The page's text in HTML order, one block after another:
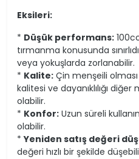
Eksileri:
* Düşük performans:
tırmanma konusunda
veya yokuşlarda zorlanabilir.
* Kalite: Çin menşeili
kalitesi ve dayanıklılığı
olabilir.
* Konfor: Uzun süreli
olabilir.
*Yeniden satış değeri
değeri hızlı bir şekilde